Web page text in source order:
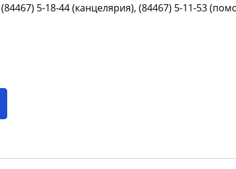
5-18-44 (канцелярия), (84467) 5-11-53